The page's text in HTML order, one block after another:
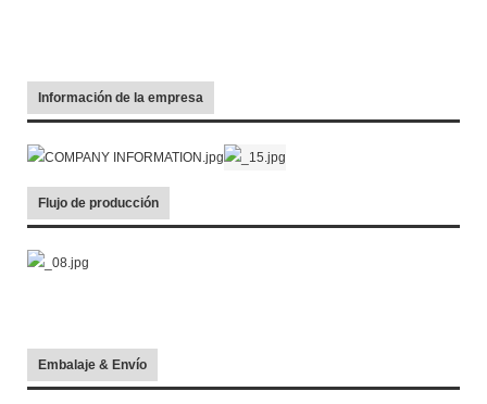
Información de la empresa
Flujo de producción
Embalaje & Envío